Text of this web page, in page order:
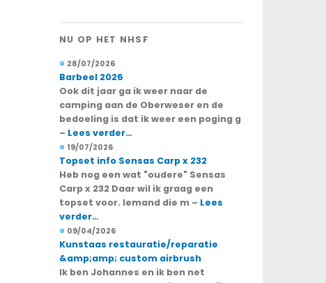
NU OP HET NHSF
28/07/2026
Barbeel 2026
Ook dit jaar ga ik weer naar de
camping aan de Oberweser en de
bedoeling is dat ik weer een poging g
– Lees verder…
19/07/2026
Topset info Sensas Carp x 232
Heb nog een wat "oudere" Sensas
Carp x 232 Daar wil ik graag een
topset voor. Iemand die m – Lees
verder…
09/04/2026
Kunstaas restauratie/reparatie
&amp;amp; custom airbrush
Ik ben Johannes en ik ben net